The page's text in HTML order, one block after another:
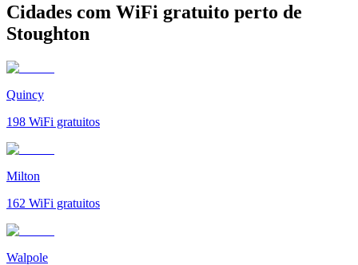
Cidades com WiFi gratuito perto de
Stoughton
Quincy
198 WiFi gratuitos
Milton
162 WiFi gratuitos
Walpole